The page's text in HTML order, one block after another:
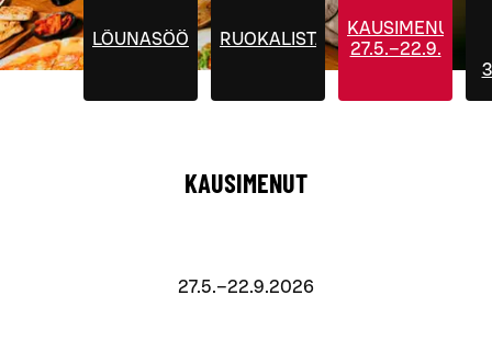
LÕUNASÖÖK RUOKALISTA
KAUSIMENUT
27.5.–22.9.
KAUSIMENUT
27.5.–22.9.2026